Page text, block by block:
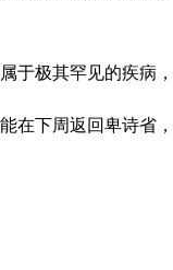
于极其罕见的疾病
在下周返回卑诗省